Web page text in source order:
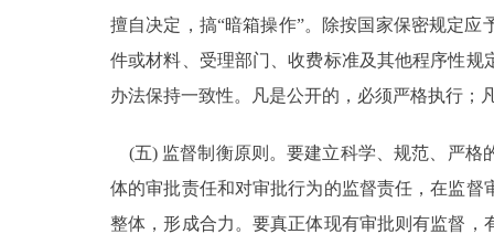
擅自决定，搞“暗箱操作”。除按国家保密规定
件或材料、受理部门、收费标准及其他程序性
办法保持一致性。凡是公开的，必须严格执行；
(五) 监督制衡原则。要建立科学、规范、严格
体的审批责任和对审批行为的监督责任，在监
整体，形成合力。要真正体现有审批则有监督